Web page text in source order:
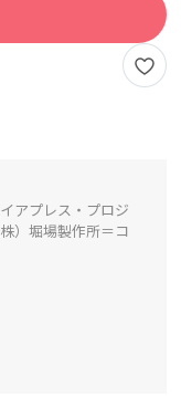
アプレス・プロジ
）堀場製作所＝コ